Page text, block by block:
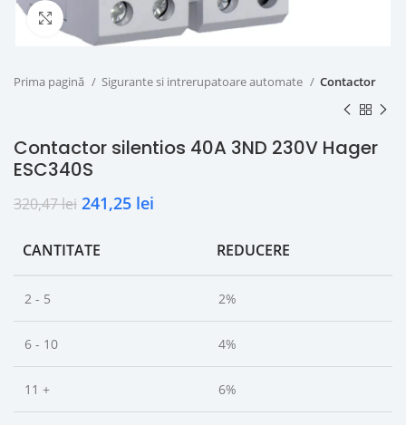
Click to enlarge
Prima pagină Sigurante si intrerupatoare automate Contactor
Contactor silentios 40A 3ND 230V Hager
ESC340S
320,47lei 241,25 lei
CANTITATE REDUCERE
2 - 5 2%
6 - 10 4%
11 + 6%